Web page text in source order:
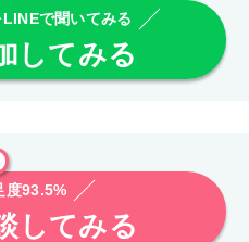
で聞いてみる
してみる
度93.5%
してみる